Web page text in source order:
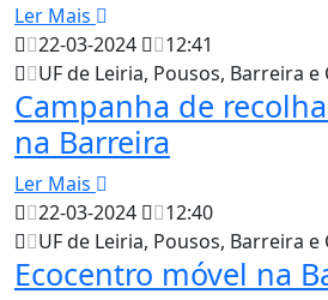
Ler Mais
22-03-2024
12:41
UF de Leiria, Pousos, Barreira e
Campanha de
na Barreira
Ler Mais
22-03-2024
12:40
UF de Leiria, Pousos, Barreira e
Ecocentro móvel na